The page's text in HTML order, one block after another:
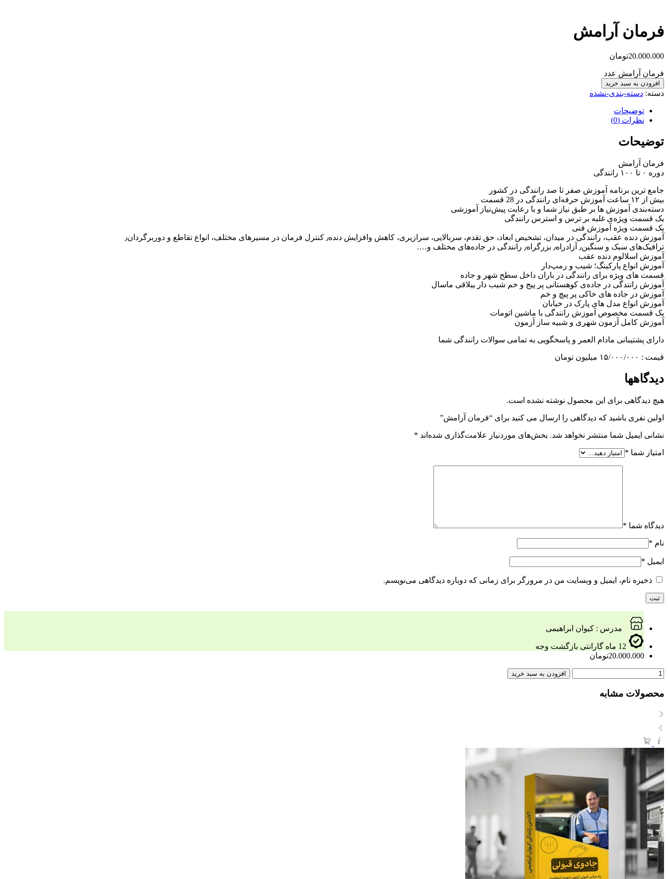
فرمان آرامش
20.000.000تومان
فرمان آرامش عدد
افزودن به سبد خرید
دسته: دسته-بندی-نشده
توضیحات
نظرات (0)
توضیحات
فرمان آرامش
دوره ۰ تا ۱۰۰ رانندگی
جامع‌ ترین برنامه آموزش صفر تا صد رانندگی در کشور
بیش از ۱۲ ساعت آموزش حرفه‌ای رانندگی در 28 قسمت
دسته‌بندی آموزش ها بر طبق نیاز شما و با رعایت پیش‌نیاز آموزشی
یک قسمت ویژه‌ی غلبه بر ترس و استرس رانندگی
یک قسمت ویژه آموزش فنی
آموزش دنده عقب، رانندگی در میدان، تشخیص ابعاد، حق تقدم، سربالایی، سرازیری، کاهش وافزایش دنده٫ کنترل فرمان در مسیرهای مختلف، انواع تقاطع و دوربرگردان‌٫
ترافیک‌های سبک و سنگین٫ آزادراه٫ بزرگراه٫ رانندگی در جاده‌های مختلف و….
آموزش اسلالوم دنده عقب
آموزش انواع پارکینگ؛ شیب و رمپ‌دار
قسمت های ویژه برای رانندگی در باران داخل سطح شهر و جاده
آموزش رانندگی در جاده‌ی کوهستانی پر پیج و خم شیب دار ییلاقی ماسال
آموزش در جاده های خاکی پر پیچ و خم
آموزش انواع مدل های پارک در خیابان
یک قسمت مخصوص آموزش رانندگی با ماشین اتومات
آموزش کامل آزمون شهری و شبیه ساز آزمون
دارای پشتیبانی مادام العمر و پاسخگویی به تمامی سوالات رانندگی شما
قیمت : ۱۵/۰۰۰/۰۰۰ میلیون تومان
دیدگاهها
هیچ دیدگاهی برای این محصول نوشته نشده است.
اولین نفری باشید که دیدگاهی را ارسال می کنید برای “فرمان آرامش”
نشانی ایمیل شما منتشر نخواهد شد. بخش‌های موردنیاز علامت‌گذاری شده‌اند *
امتیاز شما *
دیدگاه شما *
نام *
ایمیل *
ذخیره نام، ایمیل و وبسایت من در مرورگر برای زمانی که دوباره دیدگاهی می‌نویسم.
مدرس : کیوان ابراهیمی
20.000.000تومان
افزودن به سبد خرید
محصولات مشابه